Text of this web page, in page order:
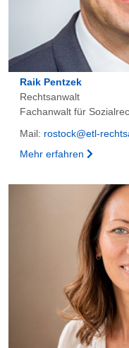
Raik Pentzek
Rechtsanwalt
Fachanwalt für
Mail: rostock@etl-
Mehr erfahren